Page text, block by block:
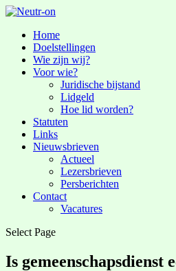
Home
Doelstellingen
Wie zijn wij?
Voor wie?
Juridische bijstand
Lidgeld
Hoe lid worden?
Statuten
Links
Nieuwsbrieven
Actueel
Lezersbrieven
Persberichten
Contact
Vacatures
Select Page
Is gemeenschapsdienst